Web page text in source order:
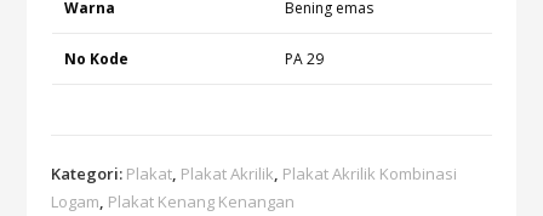
Warna Bening emas
No Kode PA 29
Kategori: Plakat, Plakat Akrilik, Plakat Akrilik Kombinasi
Logam, Plakat Kenang Kenangan